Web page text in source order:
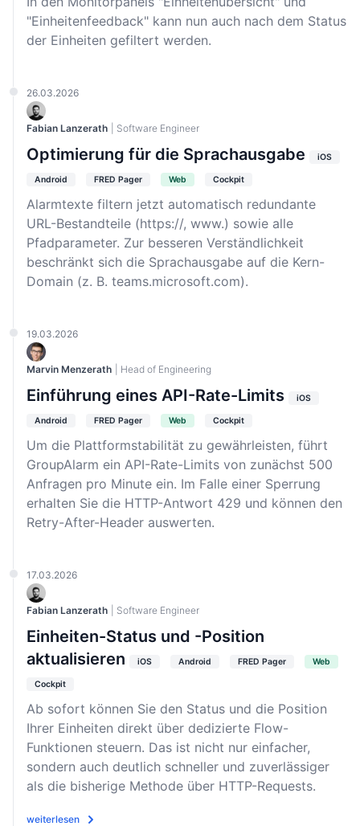
"Einheitenfeedback" kann nun auch nach dem Status
der Einheiten gefiltert werden.
26.03.2026
Fabian Lanzerath | Software Engineer
Optimierung für die Sprachausgabe iOS
Android FRED Pager Web Cockpit
Alarmtexte filtern jetzt automatisch redundante
URL-Bestandteile (https://, www.) sowie alle
Pfadparameter. Zur besseren Verständlichkeit
beschränkt sich die Sprachausgabe auf die Kern-
Domain (z. B. teams.microsoft.com).
19.03.2026
Marvin Menzerath | Head of Engineering
Einführung eines API-Rate-Limits iOS
Android FRED Pager Web Cockpit
Um die Plattformstabilität zu gewährleisten, führt
GroupAlarm ein API-Rate-Limits von zunächst 500
Anfragen pro Minute ein. Im Falle einer Sperrung
erhalten Sie die HTTP-Antwort 429 und können den
Retry-After-Header auswerten.
17.03.2026
Fabian Lanzerath | Software Engineer
Einheiten-Status und -Position
aktualisieren
iOS Android FRED Pager Web
Cockpit
Ab sofort können Sie den Status und die Position
Ihrer Einheiten direkt über dedizierte Flow-
Funktionen steuern. Das ist nicht nur einfacher,
sondern auch deutlich schneller und zuverlässiger
als die bisherige Methode über HTTP-Requests.
weiterlesen